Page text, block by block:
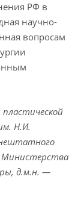
РФ в
научно-
вопросам
Н.И.
Министерства
д.м.н. —